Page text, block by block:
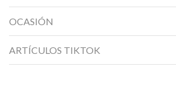
OCASIÓN
ARTÍCULOS TIKTOK